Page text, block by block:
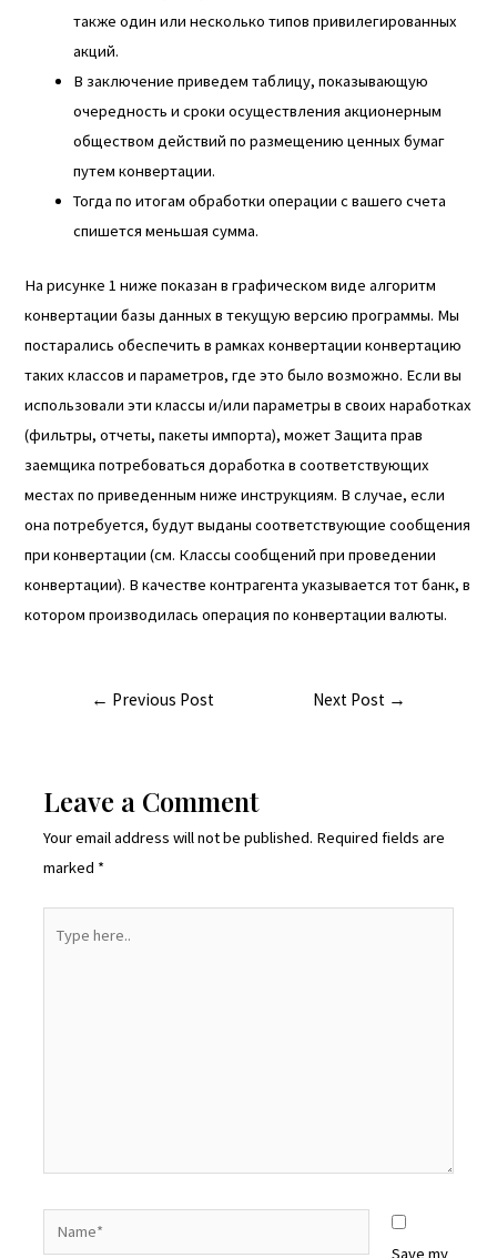
также один или несколько типов привилегированных
акций.
В заключение приведем таблицу, показывающую
очередность и сроки осуществления акционерным
обществом действий по размещению ценных бумаг
путем конвертации.
Тогда по итогам обработки операции с вашего счета
спишется меньшая сумма.
На рисунке 1 ниже показан в графическом виде алгоритм
конвертации базы данных в текущую версию программы. Мы
постарались обеспечить в рамках конвертации конвертацию
таких классов и параметров, где это было возможно. Если вы
использовали эти классы и/или параметры в своих наработках
(фильтры, отчеты, пакеты импорта), можетЗащита прав
заемщика потребоваться доработка в соответствующих
местах по приведенным ниже инструкциям. В случае, если
она потребуется, будут выданы соответствующие сообщения
при конвертации (см. Классы сообщений при проведении
конвертации). В качестве контрагента указывается тот банк, в
котором производилась операция по конвертации валюты.
← Previous Post Next Post →
Leave a Comment
Your email address will not be published. Required fields are
marked *
Save my